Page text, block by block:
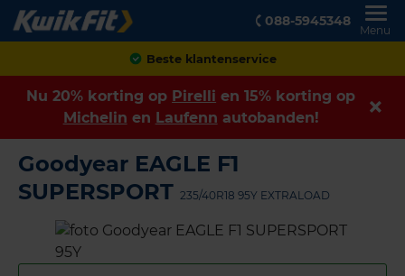
088-5945348
Menu
Achteraf betalen
Nu 20% korting op Pirelli en 15% korting op
Michelin en Laufenn autobanden!
Goodyear EAGLE F1
SUPERSPORT 235/40R18 95Y EXTRALOAD